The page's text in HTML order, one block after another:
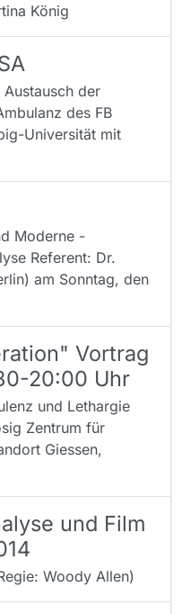
König
der
des FB
Universität mit
Moderne -
Referent: Dr.
am Sonntag, den
Vortrag
20:00 Uhr
und Lethargie
Zentrum für
Giessen,
und Film
Woody Allen)